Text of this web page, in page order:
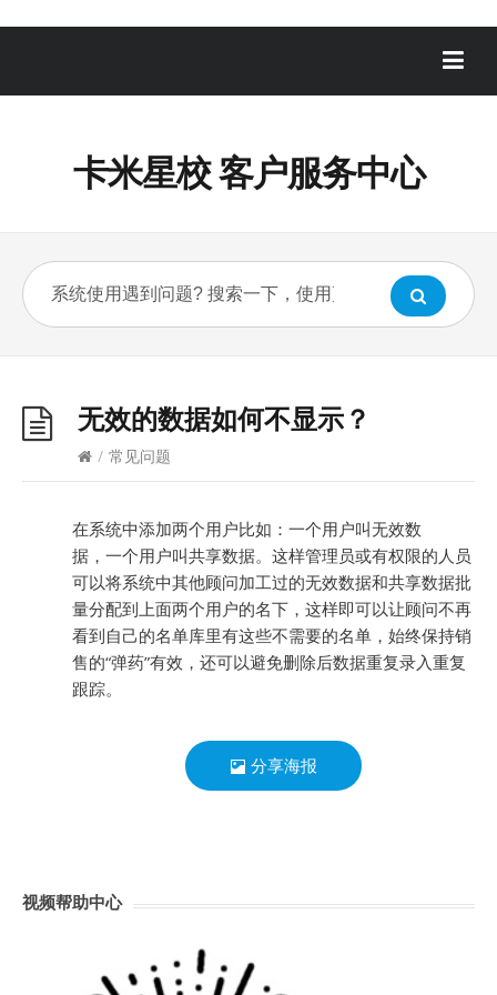
卡米星校 客户服务中心
无效的数据如何不显示？
/ 常见问题
在系统中添加两个用户比如：一个用户叫无效数
据，一个用户叫共享数据。这样管理员或有权限的人员
可以将系统中其他顾问加工过的无效数据和共享数据批
量分配到上面两个用户的名下，这样即可以让顾问不再
看到自己的名单库里有这些不需要的名单，始终保持销
售的“弹药”有效，还可以避免删除后数据重复录入重复
跟踪。
分享海报
视频帮助中心